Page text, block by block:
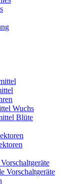
Wuchs
Blüte
Vorschaltgeräte